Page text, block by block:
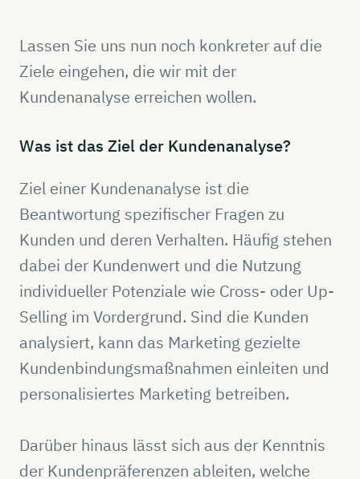
Lassen Sie uns nun noch konkreter auf die
Ziele eingehen, die wir mit der
Kundenanalyse erreichen wollen.
Was ist das Ziel der Kundenanalyse?
Ziel einer Kundenanalyse ist die
Beantwortung spezifischer Fragen zu
Kunden und deren Verhalten. Häufig stehen
dabei der Kundenwert und die Nutzung
individueller Potenziale wie Cross- oder Up-
Selling im Vordergrund. Sind die Kunden
analysiert, kann das Marketing gezielte
Kundenbindungsmaßnahmen einleiten und
personalisiertes Marketing betreiben.
Darüber hinaus lässt sich aus der Kenntnis
der Kundenpräferenzen ableiten, welche